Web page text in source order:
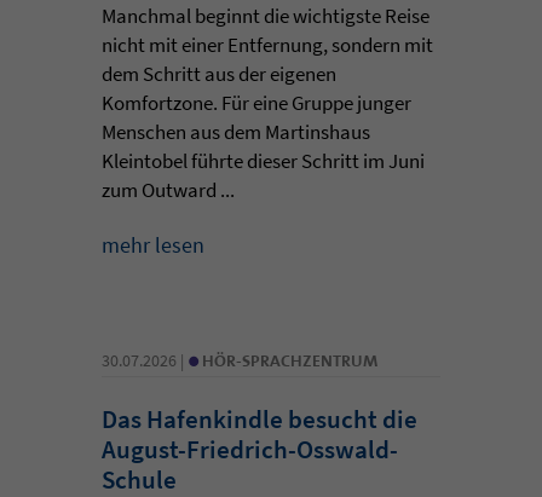
Manchmal beginnt die wichtigste Reise
nicht mit einer Entfernung, sondern mit
dem Schritt aus der eigenen
Komfortzone. Für eine Gruppe junger
Menschen aus dem Martinshaus
Kleintobel führte dieser Schritt im Juni
zum Outward ...
mehr lesen
30.07.2026 | • HÖR-SPRACHZENTRUM
Das Hafenkindle besucht die
August-Friedrich-Osswald-
Schule